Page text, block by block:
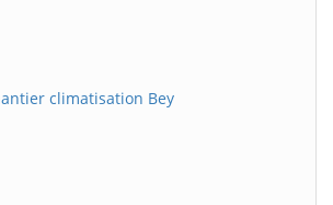
climatisation Bey